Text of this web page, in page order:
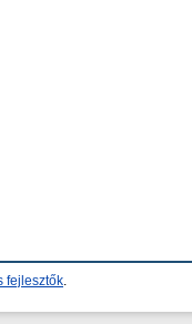
fejlesztők